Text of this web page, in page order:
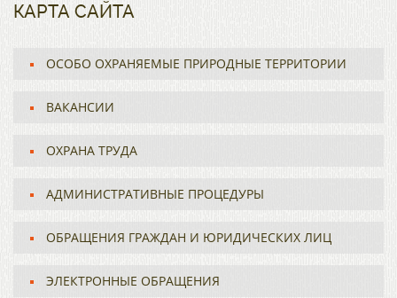
КАРТА САЙТА
ОСОБО ОХРАНЯЕМЫЕ ПРИРОДНЫЕ ТЕРРИТОРИИ
ВАКАНСИИ
ОХРАНА ТРУДА
АДМИНИСТРАТИВНЫЕ ПРОЦЕДУРЫ
ОБРАЩЕНИЯ ГРАЖДАН И ЮРИДИЧЕСКИХ ЛИЦ
ЭЛЕКТРОННЫЕ ОБРАЩЕНИЯ